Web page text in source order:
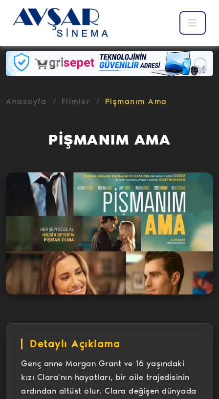
Anasayfa Filmler Pişmanım Ama
PİŞMANIM AMA
Detaylı Açıklama
Genç anne Morgan Grant ve 16 yaşındaki
kızı Clara'nın hayatları, bir aile trajedisinin
ardından altüst olur. Clara değişen dünyada